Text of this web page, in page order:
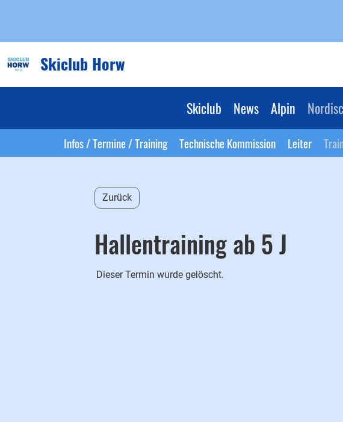
Skiclub Horw
Skiclub News Alpin
Infos / Termine / Training Technische Kommission Leiter
Zurück
Hallentraining ab 5 J
Dieser Termin wurde gelöscht.